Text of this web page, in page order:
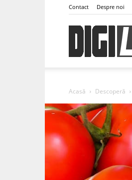
Contact Despre noi
Acasă Descoperă